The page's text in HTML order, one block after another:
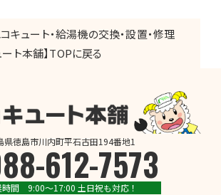
キュート・給湯機の交換・設置・修理
ート本舗】TOPに戻る
県徳島市川内町平石古田194番地1
612-7573
時間 9:00～17:00 土日祝も対応！